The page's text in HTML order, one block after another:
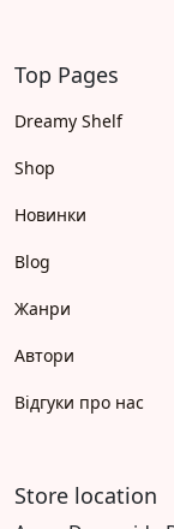
Top Pages
Dreamy Shelf
Shop
Новинки
Blog
Жанри
Автори
Відгуки про нас
Store location